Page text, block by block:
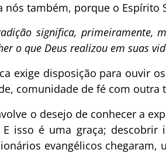
também, porque o Espírito
significa, primeiramente,
o que Deus realizou em suas
exige disposição para ouvir
comunidade de fé com outra
o desejo de conhecer a
isso é uma graça;
evangélicos